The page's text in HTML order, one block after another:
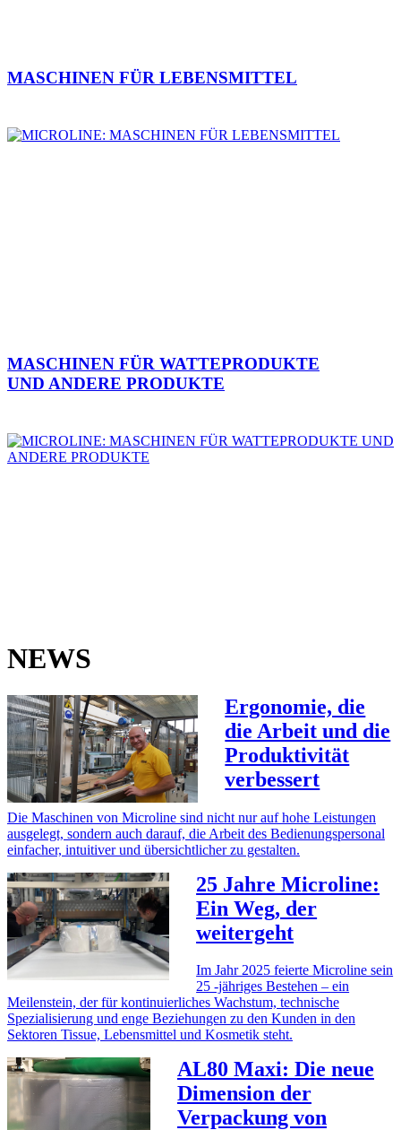
MASCHINEN FÜR LEBENSMITTEL
MASCHINEN FÜR WATTEPRODUKTE
UND ANDERE PRODUKTE
NEWS
Ergonomie, die
die Arbeit und die
Produktivität
verbessert
Die Maschinen von Microline sind nicht nur auf hohe Leistungen
ausgelegt, sondern auch darauf, die Arbeit des Bedienungspersonal
einfacher, intuitiver und übersichtlicher zu gestalten.
25 Jahre Microline:
Ein Weg, der
weitergeht
Im Jahr 2025 feierte Microline sein
25 -jähriges Bestehen – ein
Meilenstein, der für kontinuierliches Wachstum, technische
Spezialisierung und enge Beziehungen zu den Kunden in den
Sektoren Tissue, Lebensmittel und Kosmetik steht.
AL80 Maxi: Die neue
Dimension der
Verpackung von